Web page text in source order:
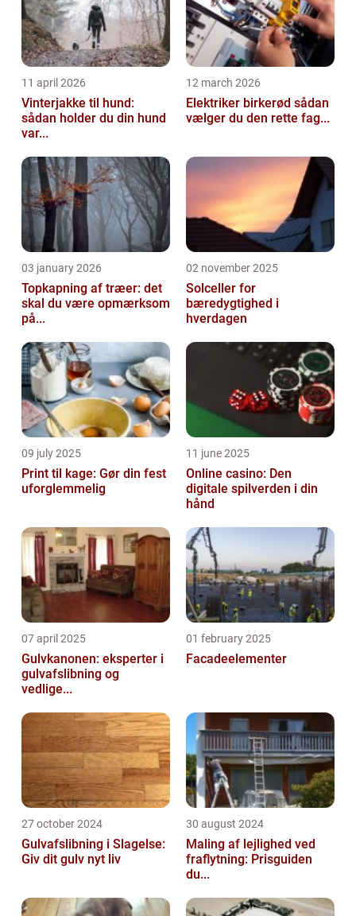
11 april 2026
Vinterjakke til hund:
sådan holder du din hund
var...
12 march 2026
Elektriker birkerød sådan
vælger du den rette fag...
03 january 2026
Topkapning af træer: det
skal du være opmærksom
på...
02 november 2025
Solceller for
bæredygtighed i
hverdagen
09 july 2025
Print til kage: Gør din fest
uforglemmelig
11 june 2025
Online casino: Den
digitale spilverden i din
hånd
07 april 2025
Gulvkanonen: eksperter i
gulvafslibning og
vedlige...
01 february 2025
Facadeelementer
27 october 2024
Gulvafslibning i Slagelse:
Giv dit gulv nyt liv
30 august 2024
Maling af lejlighed ved
fraflytning: Prisguiden
du...